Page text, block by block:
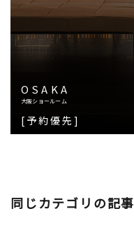
OSAKA
大阪ショールーム
[予約優先]
同じカテゴリの記事